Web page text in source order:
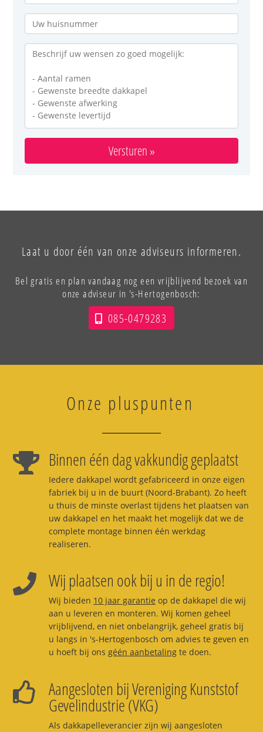
Versturen »
Laat u door één van onze adviseurs informeren.
Bel gratis en plan vandaag nog een vrijblijvend bezoek van
onze adviseur in 's-Hertogenbosch:
085-0479283
Onze pluspunten
Binnen één dag vakkundig geplaatst
Iedere dakkapel wordt gefabriceerd in onze eigen
fabriek bij u in de buurt (Noord-Brabant). Zo heeft
u thuis de minste overlast tijdens het plaatsen van
uw dakkapel en het maakt het mogelijk dat we de
complete montage binnen één werkdag
realiseren.
Wij plaatsen ook bij u in de regio!
Wij bieden 10 jaar garantie op de dakkapel die wij
aan u leveren en monteren. Wij komen geheel
vrijblijvend, en niet onbelangrijk, geheel gratis bij
u langs in 's-Hertogenbosch om advies te geven en
u hoeft bij ons géén aanbetalingte doen.
Aangesloten bij Vereniging Kunststof
Gevelindustrie (VKG)
Als dakkapelleverancier zijn wij aangesloten